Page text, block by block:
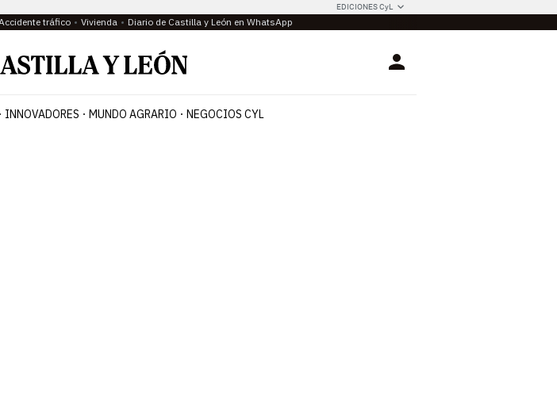
EDICIONES CyL
tráfico Vivienda Diario de Castilla y León en WhatsApp
Login
INNOVADORES MUNDO AGRARIO NEGOCIOS CYL